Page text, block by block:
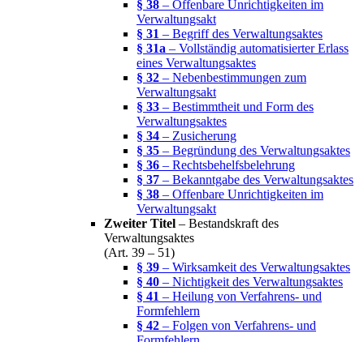
§ 38 – Offenbare Unrichtigkeiten im
Verwaltungsakt
§ 31 – Begriff des Verwaltungsaktes
§ 31a – Vollständig automatisierter Erlass
eines Verwaltungsaktes
§ 32 – Nebenbestimmungen zum
Verwaltungsakt
§ 33 – Bestimmtheit und Form des
Verwaltungsaktes
§ 34 – Zusicherung
§ 35 – Begründung des Verwaltungsaktes
§ 36 – Rechtsbehelfsbelehrung
§ 37 – Bekanntgabe des Verwaltungsaktes
§ 38 – Offenbare Unrichtigkeiten im
Verwaltungsakt
Zweiter Titel – Bestandskraft des
Verwaltungsaktes
(Art. 39 – 51)
§ 39 – Wirksamkeit des Verwaltungsaktes
§ 40 – Nichtigkeit des Verwaltungsaktes
§ 41 – Heilung von Verfahrens- und
Formfehlern
§ 42 – Folgen von Verfahrens- und